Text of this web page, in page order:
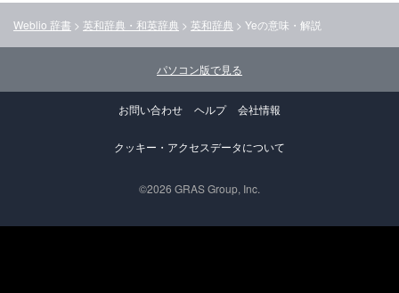
Weblio 辞書 > 英和辞典・和英辞典 > 英和辞典 > Yeの意味・解説
パソコン版で見る
お問い合わせ ヘルプ 会社情報
クッキー・アクセスデータについて
©2026 GRAS Group, Inc.